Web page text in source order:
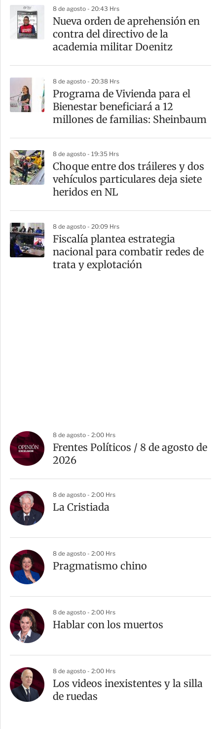
8 de agosto - 20:43 Hrs
Nueva orden de aprehensión en
contra del directivo de la
academia militar Doenitz
8 de agosto - 20:38 Hrs
Programa de Vivienda para el
Bienestar beneficiará a 12
millones de familias: Sheinbaum
8 de agosto - 19:35 Hrs
Choque entre dos tráileres y dos
vehículos particulares deja siete
heridos en NL
8 de agosto - 20:09 Hrs
Fiscalía plantea estrategia
nacional para combatir redes de
trata y explotación
8 de agosto - 2:00 Hrs
Frentes Políticos / 8 de agosto de
2026
8 de agosto - 2:00 Hrs
La Cristiada
8 de agosto - 2:00 Hrs
Pragmatismo chino
8 de agosto - 2:00 Hrs
Hablar con los muertos
8 de agosto - 2:00 Hrs
Los videos inexistentes y la silla
de ruedas